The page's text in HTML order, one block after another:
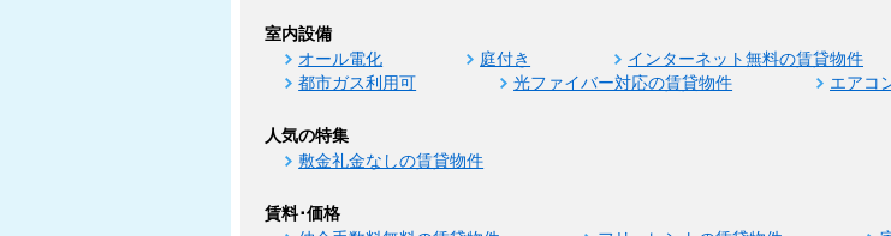
室内設備
オール電化 庭付き インターネット無料の賃貸物件
都市ガス利用可
光ファイバー対応の賃貸物件 エアコ
人気の特集
敷金礼金なしの賃貸物件
賃料･価格